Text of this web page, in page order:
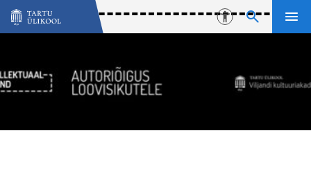
Liigu edasi põhisisu juurde